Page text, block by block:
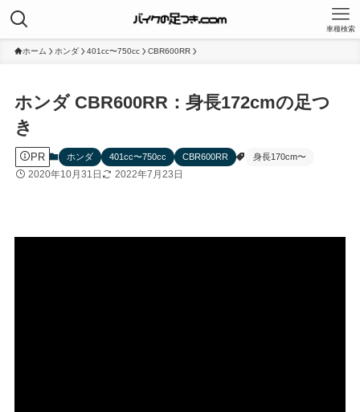
車種検索
ホーム ホンダ 401cc〜750cc CBR600RR
ホンダ CBR600RR：身長172cmの足つ
き
PR ホンダ 401cc〜750cc CBR600RR 身長170cm〜
2020年10月31日 2022年7月23日